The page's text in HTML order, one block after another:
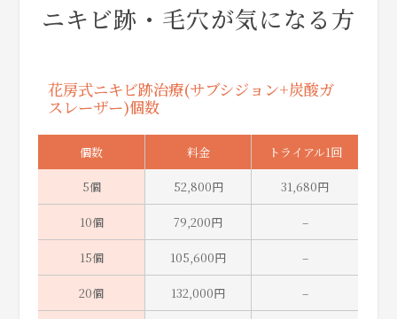
ニキビ跡・毛穴が気になる方
花房式ニキビ跡治療(サブシジョン+炭酸ガ
スレーザー)個数
個数 料金 トライアル1回
5個 52,800円 31,680円
10個 79,200円 –
15個 105,600円 –
20個 132,000円 –